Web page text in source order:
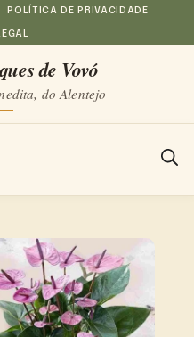
POLÍTICA DE PRIVACIDADE
de Vovó
do Alentejo